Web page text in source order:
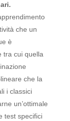
che un
è
tra cui quella
che la
i classici
un’ottimale
test specifici